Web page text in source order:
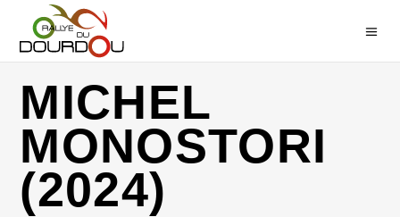
MICHEL
MONOSTORI
(2024)